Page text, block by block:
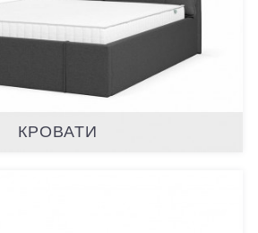
КРОВАТИ